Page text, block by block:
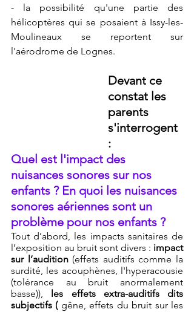
- la possibilité qu'une partie des
hélicoptères qui se posaient à Issy-les-
Moulineaux se reportent sur
l'aérodrome de Lognes.
Devant ce
constat les
parents
s'interrogent
:
Quel est l'impact des
nuisances sonores sur nos
enfants ? En quoi les nuisances
sonores aériennes sont un
problème pour nos enfants ?
Tout d’abord, les impacts sanitaires de
l’exposition au bruit sont divers : impact
sur l’audition (effets auditifs comme la
surdité, les acouphènes, l'hyperacousie
(tolérance au bruit anormalement
basse)), les effets extra-auditifs dits
subjectifs ( gêne, effets du bruit sur les